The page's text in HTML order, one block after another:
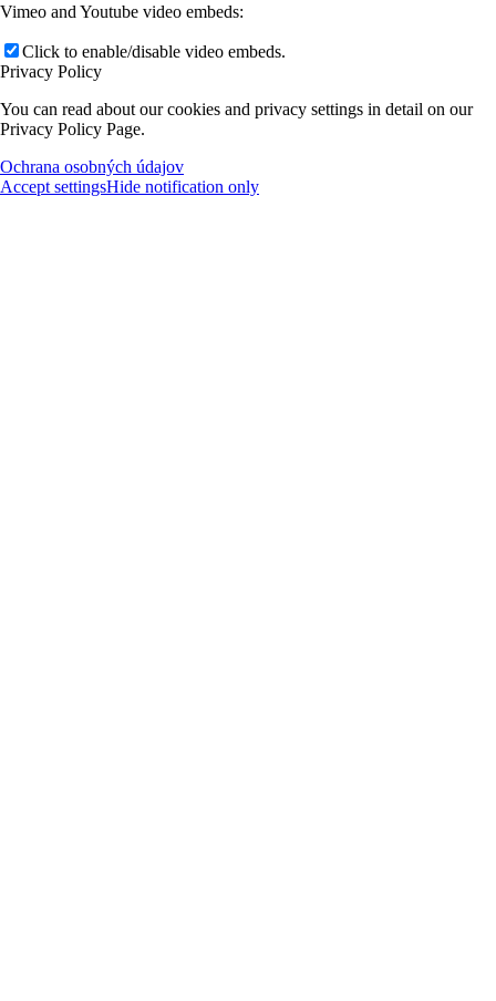
Vimeo and Youtube video embeds:
Click to enable/disable video embeds.
Privacy Policy
You can read about our cookies and privacy settings in detail on our
Privacy Policy Page.
Ochrana osobných údajov
Accept settingsHide notification only